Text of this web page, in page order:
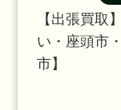
【出張買取
い・座頭市
市】